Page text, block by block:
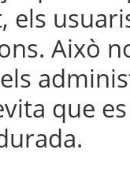
els
Això
que